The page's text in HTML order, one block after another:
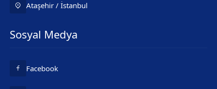
Ataşehir / İstanbul
Sosyal Medya
Facebook